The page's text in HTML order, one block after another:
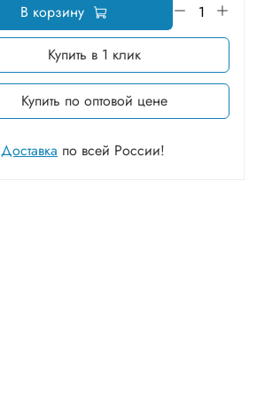
В корзину
Купить в 1 клик
Купить по оптовой цене
Доставка по всей России!